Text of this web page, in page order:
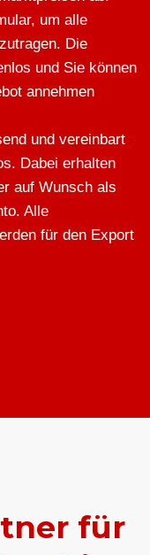
um alle
Die
und Sie können
annehmen
und vereinbart
Dabei erhalten
auf Wunsch als
Alle
für den Export
für